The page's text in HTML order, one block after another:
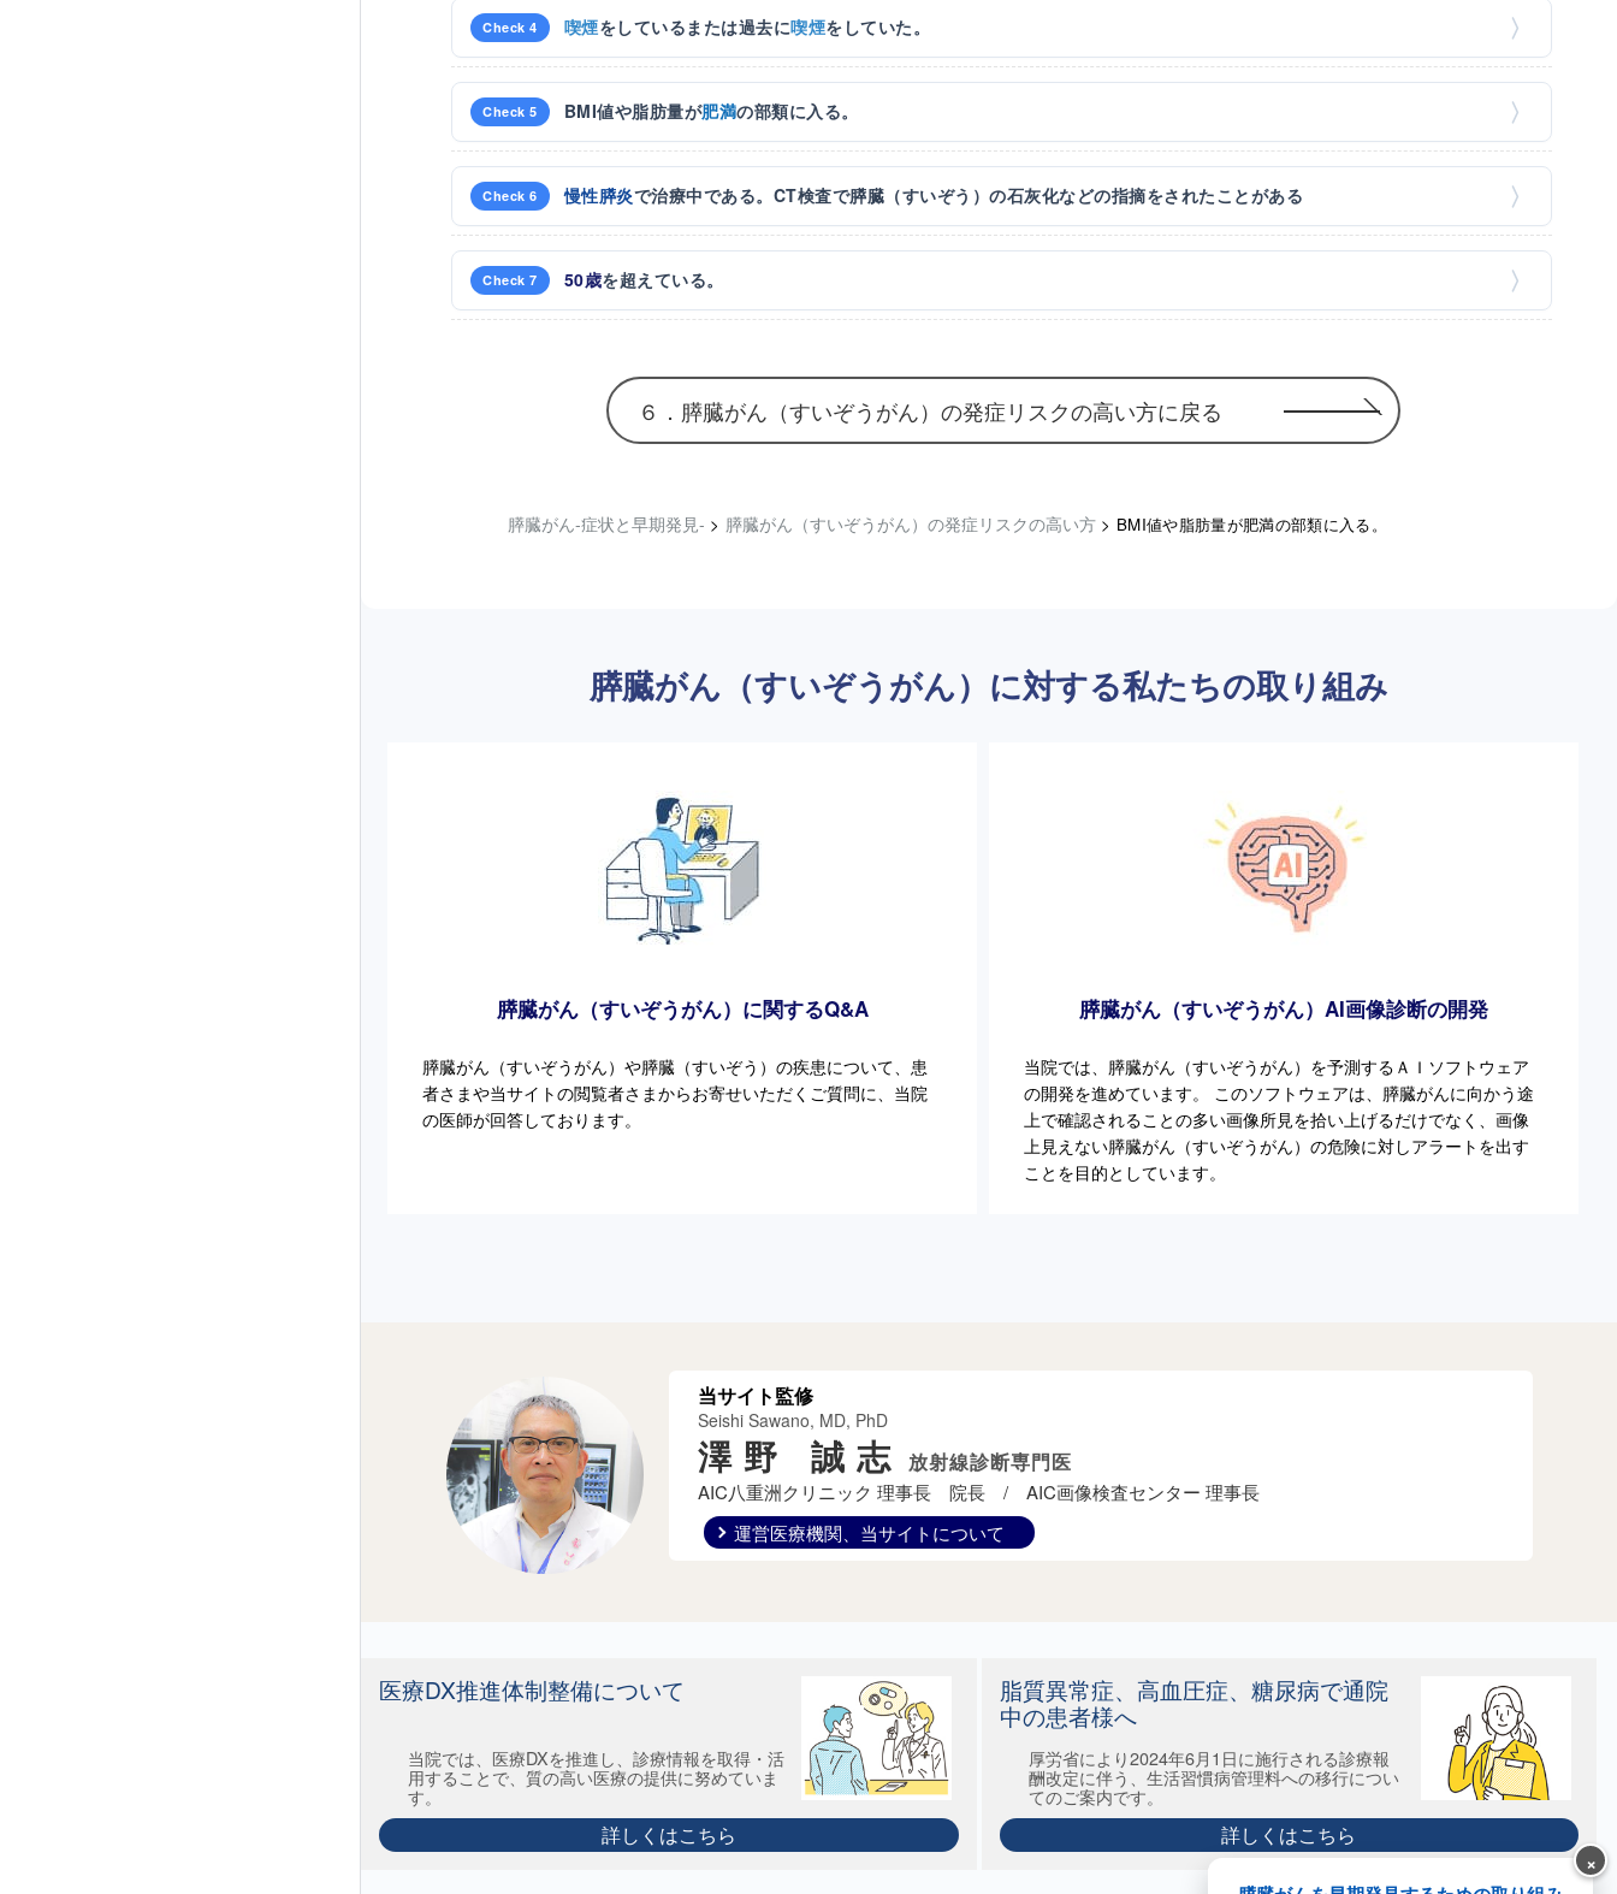
Check 4 喫煙をしているまたは過去に喫煙をしていた。
Check 5 BMI値や脂肪量が肥満の部類に入る。
Check 6 慢性膵炎で治療中である。CT検査で膵臓（すいぞう）の石灰化などの指摘をされたことがある
Check 7 50歳を超えている。
６．膵臓がん（すいぞうがん）の発症リスクの高い方に戻る
膵臓がん-症状と早期発見- > 膵臓がん（すいぞうがん）の発症リスクの高い方 > BMI値や脂肪量が肥満の部類に入る。
膵臓がん（すいぞうがん）に対する私たちの取り組み
膵臓がん（すいぞうがん）に関するQ&A
膵臓がん（すいぞうがん）や膵臓（すいぞう）の疾患について、患
者さまや当サイトの閲覧者さまからお寄せいただくご質問に、当院
の医師が回答しております。
膵臓がん（すいぞうがん）AI画像診断の開発
当院では、膵臓がん（すいぞうがん）を予測するＡＩソフトウェア
の開発を進めています。 このソフトウェアは、膵臓がんに向かう途
上で確認されることの多い画像所見を拾い上げるだけでなく、画像
上見えない膵臓がん（すいぞうがん）の危険に対しアラートを出す
ことを目的としています。
当サイト監修
Seishi Sawano, MD, PhD
澤野 誠志 放射線診断専門医
AIC八重洲クリニック 理事長 院長 / AIC画像検査センター 理事長
運営医療機関、当サイトについて
医療DX推進体制整備について
当院では、医療DXを推進し、診療情報を取得・活
用することで、質の高い医療の提供に努めていま
す。
詳しくはこちら
脂質異常症、高血圧症、糖尿病で通院
中の患者様へ
厚労省により2024年6月1日に施行される診療報
酬改定に伴う、生活習慣病管理料への移行につい
てのご案内です。
詳しくはこちら
×